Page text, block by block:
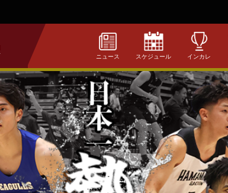
ニュース スケジュール インカレ